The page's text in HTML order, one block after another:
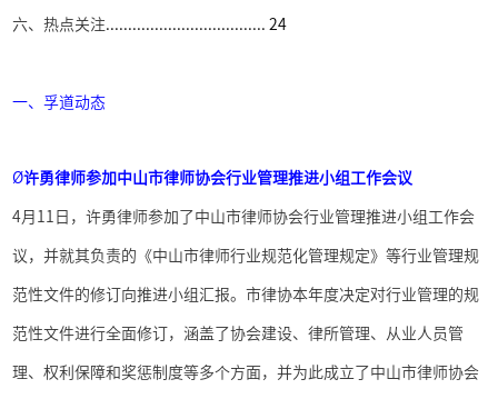
六、热点关注.................................... 24
一、 孚道动态
Ø许勇律师参加中山市律师协会行业管理推进小组工作会议
4月 11 日，许勇律师参加了中山市律师协会行业管理推进小组工作会
议，并就其负责的《中山市律师行业规范化管理规定》等行业管理规
范性文件的修订向推进小组汇报。市律协本年度决定对行业管理的规
范性文件进行全面修订，涵盖了协会建设、律所管理、从业人员管
理、权利保障和奖惩制度等多个方面，并为此成立了中山市律师协会